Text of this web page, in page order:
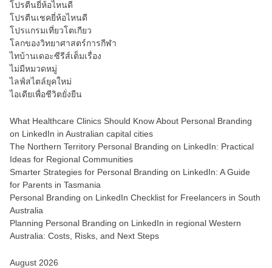
โปรตีนยี่ห้อไหนดี
โปรตีนเชคยี่ห้อไหนดี
โปรแกรมเที่ยวโตเกียว
โลกของวิทยาศาสตร์การกีฬา
ไทบ้านเดอะซีรีส์เต็มเรื่อง
ไม่มีหมวดหมู่
ไลฟ์สไตล์ยุคใหม่
ไอเดียเพื่อชีวิตยั่งยืน
What Healthcare Clinics Should Know About Personal Branding
on LinkedIn in Australian capital cities
The Northern Territory Personal Branding on LinkedIn: Practical
Ideas for Regional Communities
Smarter Strategies for Personal Branding on LinkedIn: A Guide
for Parents in Tasmania
Personal Branding on LinkedIn Checklist for Freelancers in South
Australia
Planning Personal Branding on LinkedIn in regional Western
Australia: Costs, Risks, and Next Steps
August 2026